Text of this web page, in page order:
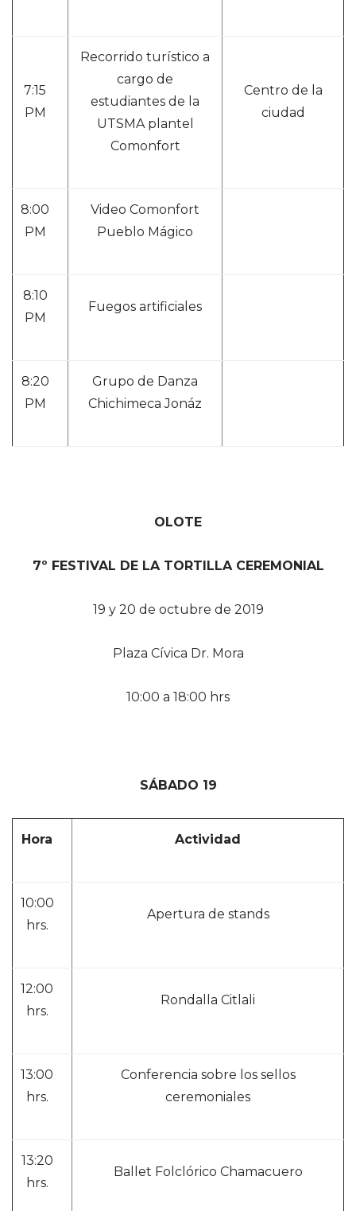
7:15
PM
Recorrido turístico a
cargo de
estudiantes de la
UTSMA plantel
Comonfort
Centro de la
ciudad
8:00
PM
Video Comonfort
Pueblo Mágico
8:10
PM
Fuegos artificiales
8:20
PM
Grupo de Danza
Chichimeca Jonáz
OLOTE
7º FESTIVAL DE LA TORTILLA CEREMONIAL
19 y 20 de octubre de 2019
Plaza Cívica Dr. Mora
10:00 a 18:00 hrs
SÁBADO 19
Hora Actividad
10:00
hrs.
Apertura de stands
12:00
hrs.
Rondalla Citlali
13:00
hrs.
Conferencia sobre los sellos
ceremoniales
13:20
hrs.
Ballet Folclórico Chamacuero